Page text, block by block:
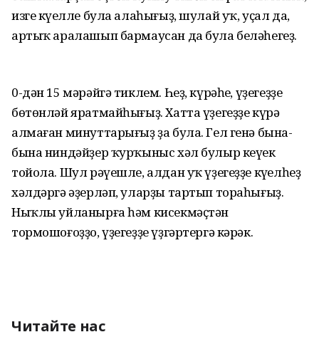
изге күңелле була алаһығыҙ, шулай уҡ, уҫал да,
артыҡ аралашып бармаусан да була беләһегеҙ.
0-дән 15 мәрәйгә тиклем. Һеҙ, күрәһең, үҙегеҙҙе
бөтөнләй яратмайһығыҙ. Хатта үҙегеҙҙе күрә
алмаған минуттарығыҙ ҙа була. Гел генә бына-
бына ниндәйҙер ҡурҡыныс хәл булыр кеүек
тойола. Шул рәүешле, алдан уҡ үҙегеҙҙе күңелһеҙ
хәлдәргә әҙерләп, уларҙы тартып тораһығыҙ.
Ныҡлы уйланырға һәм кисекмәҫтән
тормошоғоҙҙо, үҙегеҙҙе үҙгәртергә кәрәк.
Читайте нас